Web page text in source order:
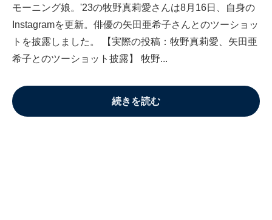
モーニング娘。'23の牧野真莉愛さんは8月16日、自身の
Instagramを更新。俳優の矢田亜希子さんとのツーショッ
トを披露しました。 【実際の投稿：牧野真莉愛、矢田亜
希子とのツーショット披露】 牧野...
続きを読む